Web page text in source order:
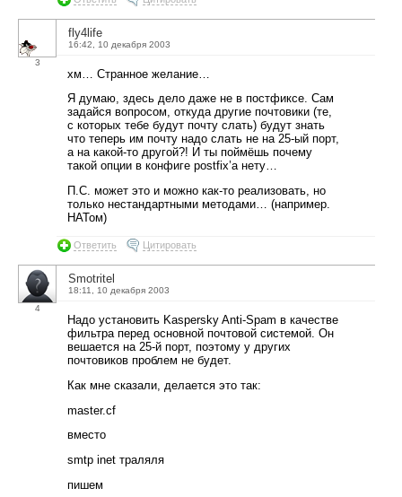
3
fly4life
16:42, 10 декабря 2003
хм… Странное желание…
Я думаю, здесь дело даже не в постфиксе. Сам
задайся вопросом, откуда другие почтовики (те,
с которых тебе будут почту слать) будут знать
что теперь им почту надо слать не на 25-ый порт,
а на какой-то другой?! И ты поймёшь почему
такой опции в конфиге postfix’а нету…
П.С. может это и можно как-то реализовать, но
только нестандартными методами… (например.
НАТом)
Ответить Цитировать
4
Smotritel
18:11, 10 декабря 2003
Надо установить Kaspersky Anti-Spam в качестве
фильтра перед основной почтовой системой. Он
вешается на 25-й порт, поэтому у других
почтовиков проблем не будет.
Как мне сказали, делается это так:
master.cf
вместо
smtp inet траляля
пишем